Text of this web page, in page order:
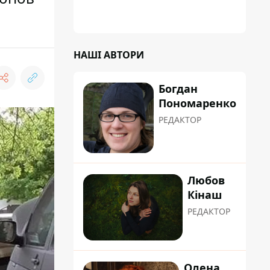
НАШІ АВТОРИ
Богдан
Пономаренко
РЕДАКТОР
Любов
Кінаш
РЕДАКТОР